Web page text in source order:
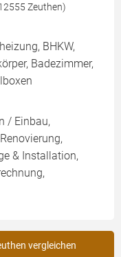
Zeuthen)
BHKW,
Badezimmer,
/ Einbau,
& Installation,
vergleichen